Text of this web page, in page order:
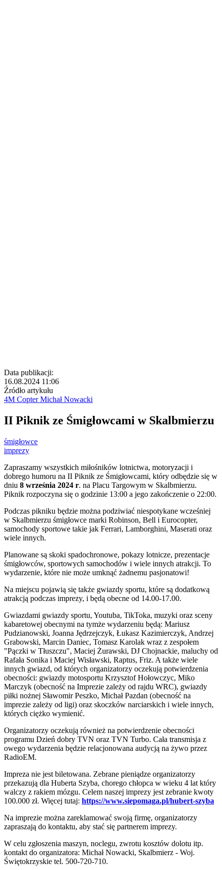
Data publikacji:
16.08.2024 11:06
Źródło artykułu
4M Copter Michał Nowacki
II Piknik ze Śmigłowcami w Skalbmierzu
śmigłowce
imprezy
Zapraszamy wszystkich miłośników lotnictwa, motoryzacji i
dobrego humoru na II Piknik ze Śmigłowcami, który odbędzie się w
dniu 8 września 2024 r. na Placu Targowym w Skalbmierzu.
Piknik rozpoczyna się o godzinie 13:00 a jego zakończenie o 22:00.
Podczas pikniku będzie można podziwiać niespotykane wcześniej
w Skalbmierzu śmigłowce marki Robinson, Bell i Eurocopter,
samochody sportowe takie jak Ferrari, Lamborghini, Maserati oraz
wiele innych.
Planowane są skoki spadochronowe, pokazy lotnicze, prezentacje
śmigłowców, sportowych samochodów i wiele innych atrakcji. To
wydarzenie, które nie może umknąć żadnemu pasjonatowi!
Na miejscu pojawią się także gwiazdy sportu, które są dodatkową
atrakcją podczas imprezy, i będą obecne od 14.00-17.00.
Gwiazdami gwiazdy sportu, Youtuba, TikToka, muzyki oraz sceny
kabaretowej obecnymi na tymże wydarzeniu będą: Mariusz
Pudzianowski, Joanna Jędrzejczyk, Łukasz Kazimierczyk, Andrzej
Grabowski, Marcin Daniec, Tomasz Karolak wraz z zespołem
"Pączki w Tłuszczu", Maciej Żurawski, DJ Chojnackie, maluchy od
Rafała Sonika i Maciej Wisławski, Raptus, Friz. A także wiele
innych gwiazd, od których organizatorzy oczekują potwierdzenia
obecności: gwiazdy motosportu Krzysztof Hołowczyc, Miko
Marczyk (obecność na Imprezie zależy od rajdu WRC), gwiazdy
piłki nożnej Sławomir Peszko, Michał Pazdan (obecność na
imprezie zależy od ligi) oraz skoczków narciarskich i wiele innych,
których ciężko wymienić.
Organizatorzy oczekują również na potwierdzenie obecności
programu Dzień dobry TVN oraz TVN Turbo. Cała transmisja z
owego wydarzenia będzie relacjonowana audycją na żywo przez
RadioEM.
Impreza nie jest biletowana. Zebrane pieniądze organizatorzy
przekazują dla Huberta Szyba, chorego chłopca w wieku 4 lat który
walczy z rakiem mózgu. Celem naszej imprezy jest zebranie kwoty
100.000 zł. Więcej tutaj: https://www.siepomaga.pl/hubert-szyba
Na imprezie można zareklamować swoją firmę, organizatorzy
zapraszają do kontaktu, aby stać się partnerem imprezy.
W celu zgłoszenia maszyn, noclegu, zwrotu kosztów dolotu itp.
kontakt do organizatora: Michał Nowacki, Skalbmierz - Woj.
Świętokrzyskie tel. 500-720-710.